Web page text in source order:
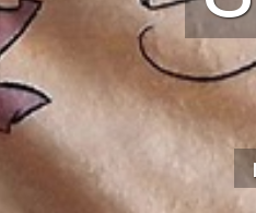
...jeśli